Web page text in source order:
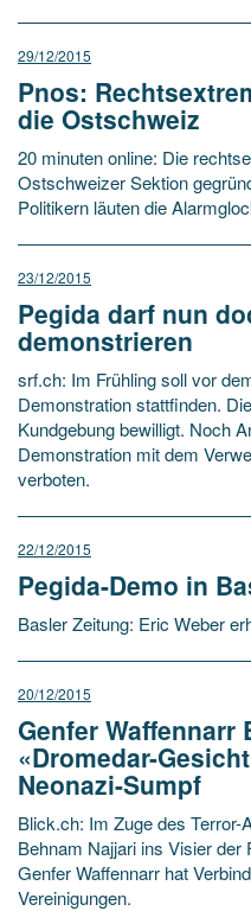
29/12/2015
Pnos:
die Ostschweiz
20 minuten online: Die
Ostschweizer Sektion
Politikern läuten die
23/12/2015
Pegida darf nun
demonstrieren
srf.ch: Im Frühling soll vor
Demonstration stattfinden.
Kundgebung bewilligt. Noch
Demonstration mit dem
verboten.
22/12/2015
Pegida-Demo in
Basler Zeitung: Eric Weber
20/12/2015
Genfer Waffennarr
«Dromedar-
Neonazi-Sumpf
Blick.ch: Im Zuge des
Behnam Najjari ins Visier
Genfer Waffennarr hat
Vereinigungen.